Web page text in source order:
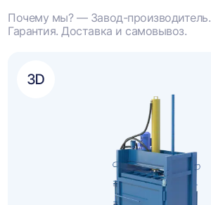
Почему мы? — Завод-производитель.
Гарантия. Доставка и самовывоз.